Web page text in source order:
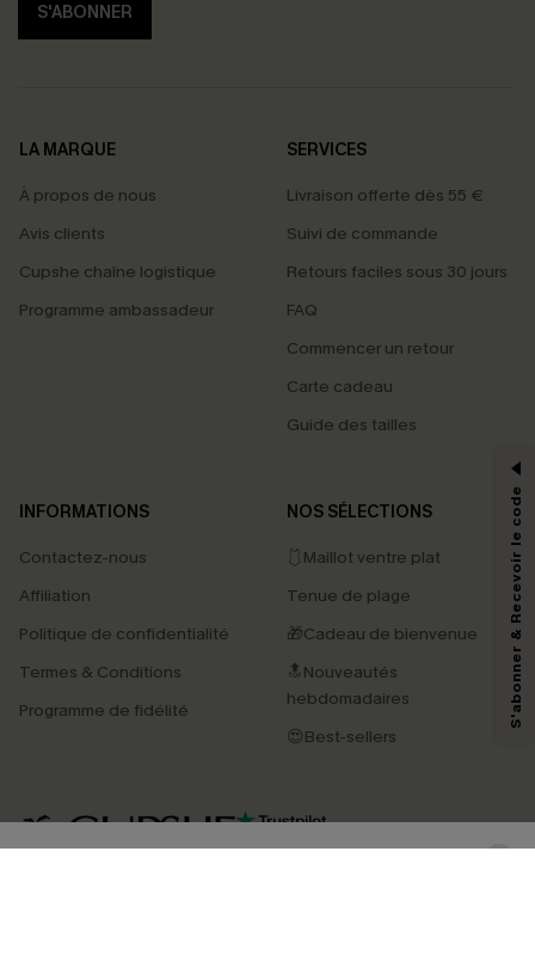
S'ABONNER
LA MARQUE
À propos de nous
Avis clients
Cupshe chaîne logistique
Programme ambassadeur
SERVICES
Livraison offerte dès 55 €
Suivi de commande
Retours faciles sous 30 jours
FAQ
Commencer un retour
Carte cadeau
Guide des tailles
INFORMATIONS
Contactez-nous
Affiliation
Politique de confidentialité
Termes & Conditions
Programme de fidélité
NOS SÉLECTIONS
🩱Maillot ventre plat
Tenue de plage
🎁Cadeau de bienvenue
🔝Nouveautés
hebdomadaires
😍Best-sellers
4.4
PROFITEZ DE -15%
marketing (y compris du contenu généré par l'IA) de Cupshe et
pouvons utiliser les données collectées sur notre site ainsi que des
savoir si ceux-ci ont été ouverts, de mesurer votre engagement, de
personnaliser nos contenus et nos offres, et de vous recommander des
produits susceptibles de vous intéresser, conformément à notre
Politique de
. Vous pouvez vous désabonner à tout moment.
S'abonner & Recevoir le code